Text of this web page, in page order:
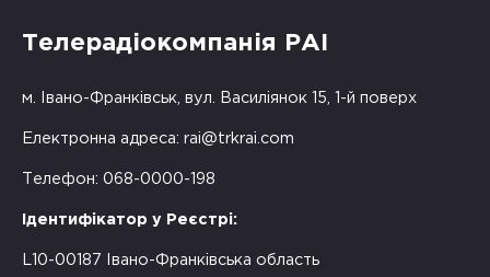
Телерадіокомпанія РАІ
м. Івано-Франківськ, вул. Василіянок 15, 1-й поверх
Електронна адреса: rai@trkrai.com
Телефон: 068-0000-198
Ідентифікатор у Реєстрі:
L10-00187 Івано-Франківська область